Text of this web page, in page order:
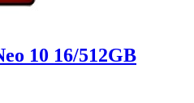
10 16/512GB